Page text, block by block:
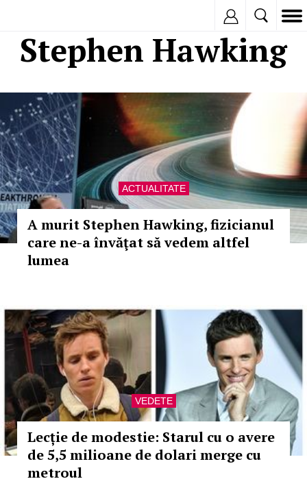
Stephen Hawking
ACTUALITATE
A murit Stephen Hawking, fizicianul
care ne-a învăţat să vedem altfel
lumea
VEDETE
Lecție de modestie: Starul cu o avere
de 5,5 milioane de dolari merge cu
metroul